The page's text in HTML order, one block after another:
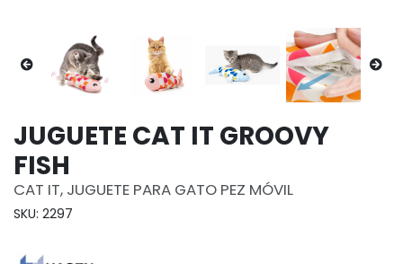
JUGUETE CAT IT GROOVY
FISH
CAT IT, JUGUETE PARA GATO PEZ MÓVIL
SKU: 2297